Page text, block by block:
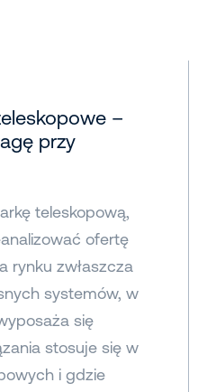
–
przy
teleskopową,
ofertę
rynku zwłaszcza
systemów, w
się
stosuje się w
i gdzie